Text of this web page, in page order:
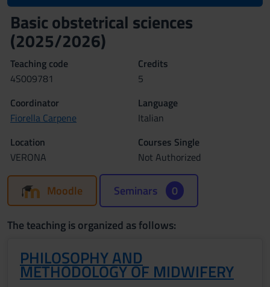
Basic obstetrical sciences
(2025/2026)
Teaching code
4S009781
Credits
5
Coordinator
Fiorella Carpene
Language
Italian
Location
VERONA
Courses Single
Not Authorized
Moodle Seminars 0
The teaching is organized as follows:
PHILOSOPHY AND
METHODOLOGY OF MIDWIFERY